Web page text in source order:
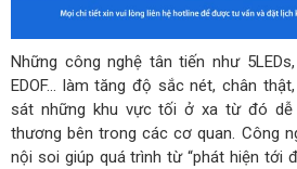
Những công nghệ tân tiến như 5LEDs,
EDOF… làm tăng độ sắc nét, chân
sát những khu vực tối ở xa từ đó dễ
thương bên trong các cơ quan. Công
nội soi giúp quá trình từ “phát hiện tới